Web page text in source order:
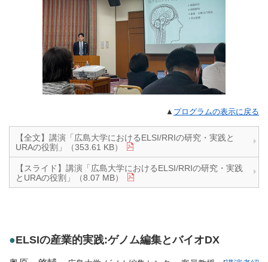
▲ プログラムの表示に戻る
【全文】講演「広島大学におけるELSI/RRIの研究・実践と
URAの役割」（353.61 KB）
【スライド】講演「広島大学におけるELSI/RRIの研究・実践
とURAの役割」（8.07 MB）
●ELSIの産業的実践:ゲノム編集とバイオDX